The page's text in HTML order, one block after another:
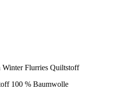
Flurries Quiltstoff
100 % Baumwolle